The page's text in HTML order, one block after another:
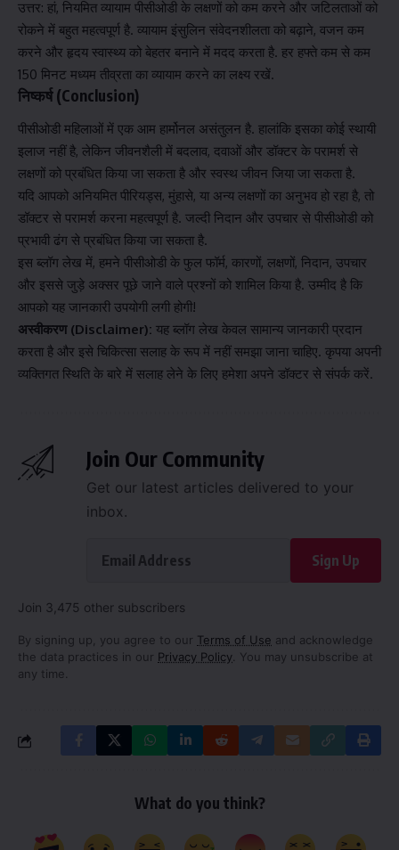
उत्तर: हां, नियमित व्यायाम पीसीओडी के लक्षणों को कम करने और जटिलताओं को
रोकने में बहुत महत्वपूर्ण है. व्यायाम इंसुलिन संवेदनशीलता को बढ़ाने, वजन कम
करने और हृदय स्वास्थ्य को बेहतर बनाने में मदद करता है. हर हफ्ते कम से कम
150 मिनट मध्यम तीव्रता का व्यायाम करने का लक्ष्य रखें.
निष्कर्ष (Conclusion)
पीसीओडी महिलाओं में एक आम हार्मोनल असंतुलन है. हालांकि इसका कोई स्थायी
इलाज नहीं है, लेकिन जीवनशैली में बदलाव, दवाओं और डॉक्टर के परामर्श से
लक्षणों को प्रबंधित किया जा सकता है और स्वस्थ जीवन जिया जा सकता है.
यदि आपको अनियमित पीरियड्स, मुंहासे, या अन्य लक्षणों का अनुभव हो रहा है, तो
डॉक्टर से परामर्श करना महत्वपूर्ण है. जल्दी निदान और उपचार से पीसीओडी को
प्रभावी ढंग से प्रबंधित किया जा सकता है.
इस ब्लॉग लेख में, हमने पीसीओडी के फुल फॉर्म, कारणों, लक्षणों, निदान, उपचार
और इससे जुड़े अक्सर पूछे जाने वाले प्रश्नों को शामिल किया है. उम्मीद है कि
आपको यह जानकारी उपयोगी लगी होगी!
अस्वीकरण (Disclaimer): यह ब्लॉग लेख केवल सामान्य जानकारी प्रदान
करता है और इसे चिकित्सा सलाह के रूप में नहीं समझा जाना चाहिए. कृपया अपनी
व्यक्तिगत स्थिति के बारे में सलाह लेने के लिए हमेशा अपने डॉक्टर से संपर्क करें.
Join Our Community
Get our latest articles delivered to your
inbox.
Sign Up
Join 3,475 other subscribers
By signing up, you agree to our Terms of Use and acknowledge
the data practices in our Privacy Policy. You may unsubscribe at
any time.
What do you think?